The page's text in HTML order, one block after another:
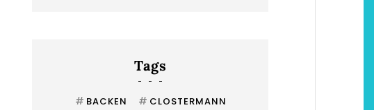
Tags
# BACKEN # CLOSTERMANN